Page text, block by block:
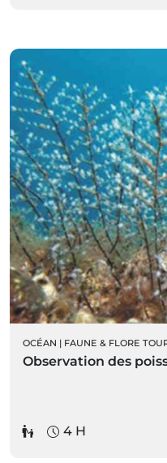
OCÉAN | FAUNE & FLORE
Observation des
4 H